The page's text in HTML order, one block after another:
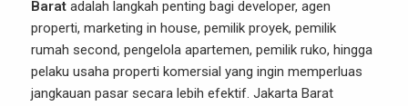
Barat adalah langkah penting bagi developer, agen
properti, marketing in house, pemilik proyek, pemilik
rumah second, pengelola apartemen, pemilik ruko, hingga
pelaku usaha properti komersial yang ingin memperluas
jangkauan pasar secara lebih efektif. Jakarta Barat